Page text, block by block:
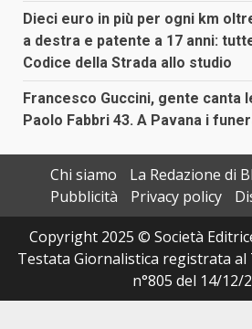
Dieci euro in più per ogni km
a destra e patente a 17 anni:
Codice della Strada allo studio
Francesco Guccini, gente canta
Paolo Fabbri 43. A Pavana i
Chi siamo
La Redazione di
Pubblicità
Privacy policy
Copyright 2025 © Società
Testata Giornalistica registrata al
n°805 del 14/12/